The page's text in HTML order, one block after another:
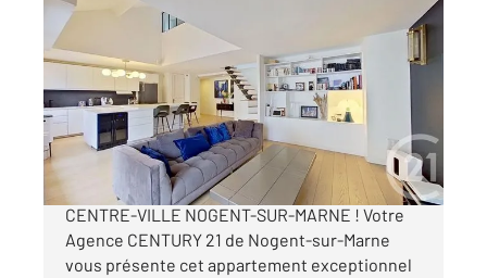
NOGENT SUR MARNE 94
138,26 m
, 5 pièces
Ref : 1397
Appartement F5 à vendre
850 000 €
DUPLEX A VENDRE EN EXCLUSIVITE -
CENTRE-VILLE NOGENT-SUR-MARNE ! Votre
Agence CENTURY 21 de Nogent-sur-Marne
vous présente cet appartement exceptionnel